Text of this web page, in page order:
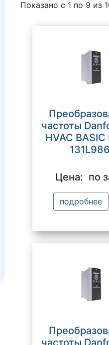
Показано с 1 по 9 из
частоты
HVAC BASIC
Цена: по
подробнее
частоты